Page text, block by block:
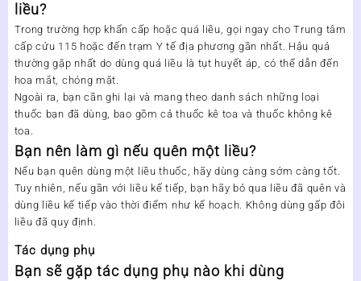
liều?
Trong trường hợp khẩn cấp hoặc quá liều, gọi ngay cho Trung tâm
cấp cứu 115 hoặc đến trạm Y tế địa phương gần nhất. Hậu quả
thường gặp nhất do dùng quá liều là tụt huyết áp, có thể dẫn đến
hoa mắt, chóng mặt.
Ngoài ra, bạn cần ghi lại và mang theo danh sách những loại
thuốc bạn đã dùng, bao gồm cả thuốc kê toa và thuốc không kê
toa.
Bạn nên làm gì nếu quên một liều?
Nếu bạn quên dùng một liều thuốc, hãy dùng càng sớm càng tốt.
Tuy nhiên, nếu gần với liều kế tiếp, bạn hãy bỏ qua liều đã quên và
dùng liều kế tiếp vào thời điểm như kế hoạch. Không dùng gấp đôi
liều đã quy định.
Tác dụng phụ
Bạn sẽ gặp tác dụng phụ nào khi dùng